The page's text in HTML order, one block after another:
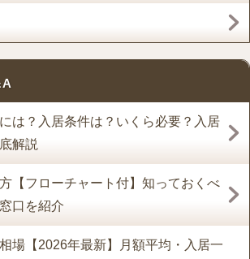
A
は？入居条件は？いくら必要？入居
解説
【フローチャート付】知っておくべ
口を紹介
場【2026年最新】月額平均・入居一